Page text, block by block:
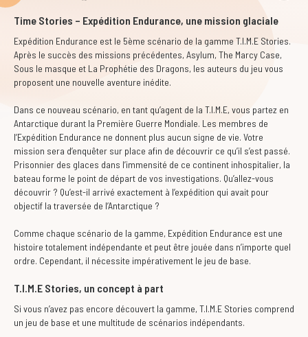
Time Stories – Expédition Endurance, une mission glaciale
Expédition Endurance est le 5ème scénario de la gamme T.I.M.E Stories.
Après le succès des missions précédentes, Asylum, The Marcy Case,
Sous le masque et La Prophétie des Dragons, les auteurs du jeu vous
proposent une nouvelle aventure inédite.
Dans ce nouveau scénario, en tant qu’agent de la T.I.M.E, vous partez en
Antarctique durant la Première Guerre Mondiale. Les membres de
l’Expédition Endurance ne donnent plus aucun signe de vie. Votre
mission sera d’enquêter sur place afin de découvrir ce qu’il s’est passé.
Prisonnier des glaces dans l’immensité de ce continent inhospitalier, la
bateau forme le point de départ de vos investigations. Qu’allez-vous
découvrir ? Qu’est-il arrivé exactement à l’expédition qui avait pour
objectif la traversée de l’Antarctique ?
Comme chaque scénario de la gamme, Expédition Endurance est une
histoire totalement indépendante et peut être jouée dans n’importe quel
ordre. Cependant, il nécessite impérativement le jeu de base.
T.I.M.E Stories, un concept à part
Si vous n’avez pas encore découvert la gamme, T.I.M.E Stories comprend
un jeu de base et une multitude de scénarios indépendants.